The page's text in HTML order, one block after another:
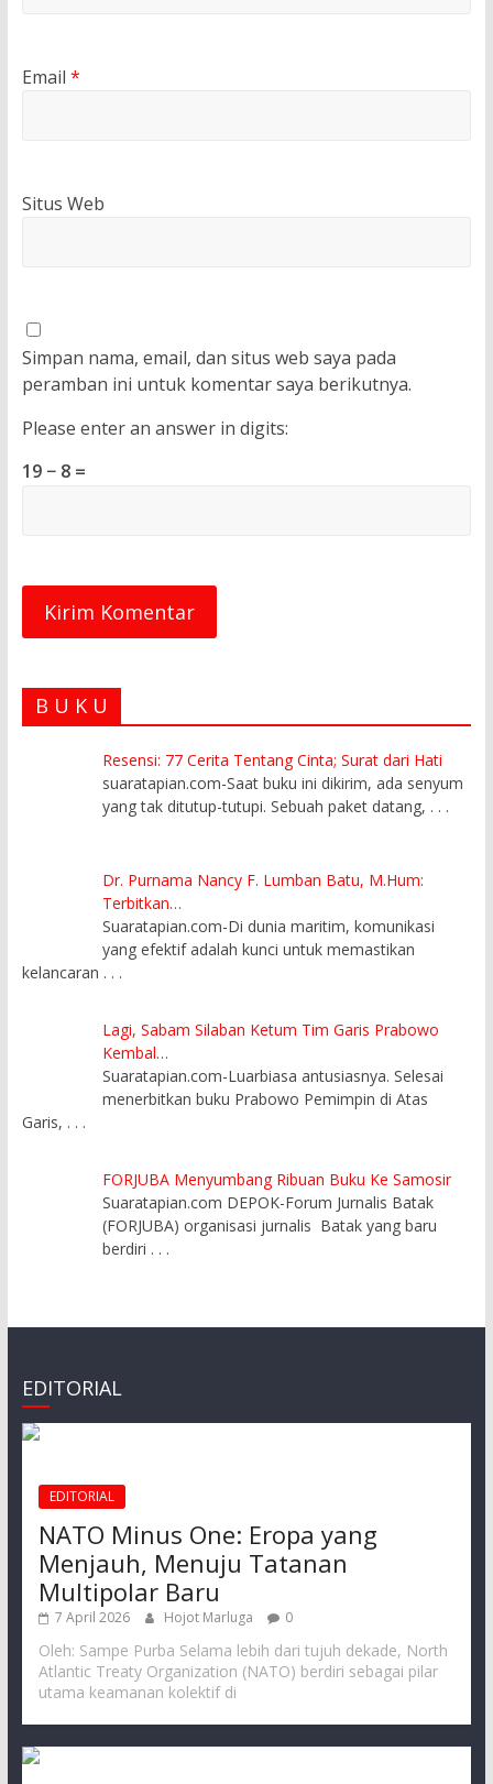
Email *
Situs Web
Simpan nama, email, dan situs web saya pada
peramban ini untuk komentar saya berikutnya.
Please enter an answer in digits:
19 − 8 =
B U K U
Resensi: 77 Cerita Tentang Cinta; Surat dari Hati
suaratapian.com-Saat buku ini dikirim, ada senyum
yang tak ditutup-tutupi. Sebuah paket datang, . . .
Dr. Purnama Nancy F. Lumban Batu, M.Hum:
Terbitkan…
Suaratapian.com-Di dunia maritim, komunikasi
yang efektif adalah kunci untuk memastikan
kelancaran . . .
Lagi, Sabam Silaban Ketum Tim Garis Prabowo
Kembal…
Suaratapian.com-Luarbiasa antusiasnya. Selesai
menerbitkan buku Prabowo Pemimpin di Atas
Garis, . . .
FORJUBA Menyumbang Ribuan Buku Ke Samosir
Suaratapian.com DEPOK-Forum Jurnalis Batak
(FORJUBA) organisasi jurnalis Batak yang baru
berdiri . . .
EDITORIAL
EDITORIAL
NATO Minus One: Eropa yang
Menjauh, Menuju Tatanan
Multipolar Baru
7 April 2026 Hojot Marluga 0
Oleh: Sampe Purba Selama lebih dari tujuh dekade, North
Atlantic Treaty Organization (NATO) berdiri sebagai pilar
utama keamanan kolektif di